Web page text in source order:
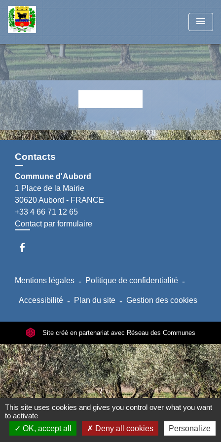
menu
Contacts
Commune d'Aubord
1 Place de la Mairie
30620 Aubord - FRANCE
+33 4 66 71 12 65
Contact par formulaire
Mentions légales - Politique de confidentialité -
Accessibilité - Plan du site - Gestion des cookies
Site créé en partenariat avec Réseau des Communes
This site uses cookies and gives you control over what you want
to activate
OK, accept all
Deny all cookies Personalize